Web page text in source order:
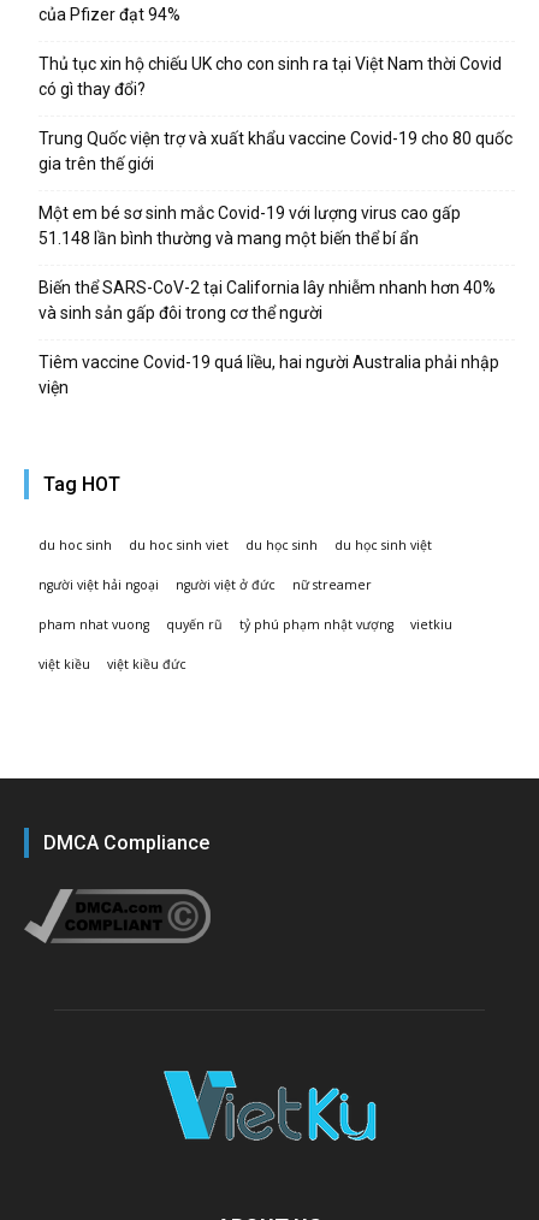
của Pfizer đạt 94%
Thủ tục xin hộ chiếu UK cho con sinh ra tại Việt Nam thời Covid
có gì thay đổi?
Trung Quốc viện trợ và xuất khẩu vaccine Covid-19 cho 80 quốc
gia trên thế giới
Một em bé sơ sinh mắc Covid-19 với lượng virus cao gấp
51.148 lần bình thường và mang một biến thể bí ẩn
Biến thể SARS-CoV-2 tại California lây nhiễm nhanh hơn 40%
và sinh sản gấp đôi trong cơ thể người
Tiêm vaccine Covid-19 quá liều, hai người Australia phải nhập
viện
Tag HOT
du hoc sinh du hoc sinh viet du học sinh du học sinh việt
người việt hải ngoại người việt ở đức nữ streamer
pham nhat vuong quyến rũ tỷ phú phạm nhật vượng vietkiu
việt kiều việt kiều đức
DMCA Compliance